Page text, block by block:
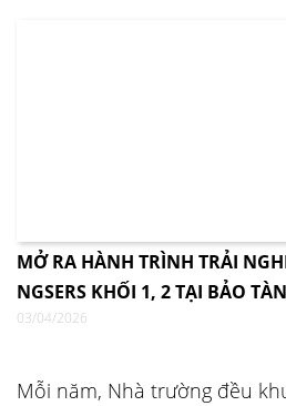
MỞ RA HÀNH TRÌNH TRẢI
NGSERS KHỐI 1, 2 TẠI BẢO
03/04/2026
Mỗi năm, Nhà trường đều